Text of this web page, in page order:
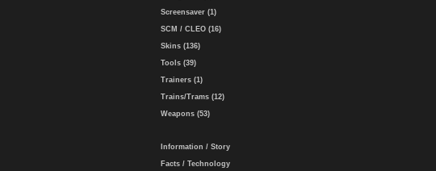
Screensaver (1)
SCM / CLEO (16)
Skins (136)
Tools (39)
Trainers (1)
Trains/Trams (12)
Weapons (53)
Information / Story
Facts / Technology